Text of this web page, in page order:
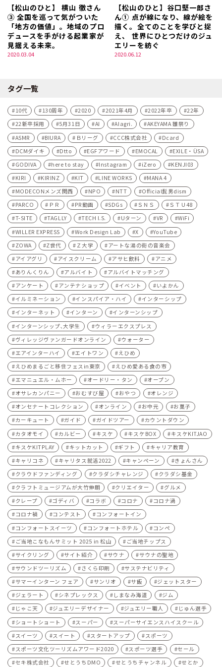
【松山のひと】 横山 徹さん
③ 全国を巡って気がついた
「地方の価値」。地域のプロ
デュースを手がける起業家が
見据える未来。
2020.03.04
【松山のひと】谷口堅一郎さ
ん① 点が線になり、線が絵を
描く。全てのことを学びと捉
え、 世界にひとつだけのジュ
エリーを紡ぐ
2020.06.12
タグ一覧
10代 130周年 2020 2021年4月 2022年卒
22年
22新卒採用
5月31日 AI AIagri.
AKEYAMA 雛祭り
ASMR
BIURA Ｂリーグ CCC株式会社
Dcard
DCMダイキ
Dtto EGFアワード EMOCAL
EXILE・ÜSA
GODIVA
here to stay Instagram iZero
KENJI03
KIRI
KIRINZ KIT LINE WORKS
MANA 4
MODECONメンズ関西
NPO NTT
Official髭男dism
PARCO
ＰＲ PR動画 SDGs ＳＮＳ
ＳＴＵ48
T-SITE
TAGLLY TECH I.S. Uターン VR
WiFi
WILLER EXPRESS
Work Design Lab X
YouTube
ZOWA
Z世代 Ｚ大学
アートな湯の街の音楽会
アイアグリ
アイスクリーム アサヒ飲料
アニメ
ありんくりん
アルバイト
アルバイトマッチング
アンケート
アンテナショップ イベント
いよかん
イルミネーション
インスパイア・ハイ
インターシップ
インターネット
インターン
インターンシップ
インターンシップ､大学生
ウィラーエクスプレス
ヴィレッジヴァンガードオンライン
ウォーター
エアインターハイ
エイトワン
えひめ
えひめまるごと移住フェスin東京
えひめ愛ある食の市
エマニュエル・ムホー
オードリー・タン
オープン
オサレカンパニー
おむすび屋 おやつ
オレンジ
オンセナートコレクション
オンライン お中元
お菓子
カーキュート
ガイド ガイドツアー
カウントダウン
カタオモイ
カルビー キスケ キスケBOX
キスケKITJAO
キスケKITPLAY
キットカット ギフト
キャリア教育
キャリコネ
キャリタス就活2022 キャンペーン
きょんさん
クラウドファンディング
クラダシチャレンジ
クラダシ基金
クラフトミュージアムが大竹伸朗
クリエイター
グルメ
クレープ
ゴディバ コラボ コロナ
コロナ渦
コロナ禍
コンテスト
コンフォートイン
コンフォートスイーツ
コンフォートホテル
コンペ
ご当地こなもんサミット 2025 in 松山
ご当地チップス
サイクリング
サイト紹介 サウナ
サウナの聖地
サウンドツーリズム
さくら印刷
サステナビリティ
サマーインターン フェア
サンリオ サ飯
ジェットスター
ジェラート
シネプレックス しまなみ海道
ジム
じゃこ天
ジュエリーデザイナー ジュエリー職人
じゅん選手
ショートショート
スーパー
スーパーサイエンスハイスクール
スイーツ
スイート スタートアップ
スポーツ
スポーツ文化ツーリズムアワード2020
スポーツ選手
セール
セキ株式会社
せとうちDMO せとうちチャンネル せとか